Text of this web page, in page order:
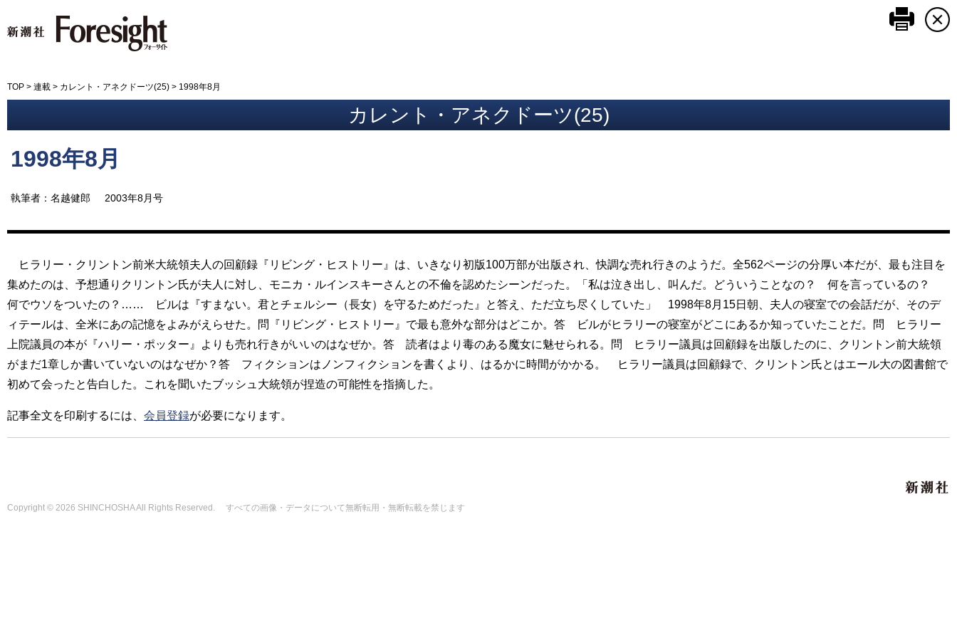
このペ
TOP > 連載 > カレント・アネクドーツ(25) > 1998年8月
カレント・アネクドーツ(25)
1998年8月
執筆者：名越健郎 2003年8月号
ヒラリー・クリントン前米大統領夫人の回顧録『リビング・ヒストリー』は、いきなり初版100万部が出版され、快調な売れ行きのようだ。全562ページの分厚い本だが、最も注目を
集めたのは、予想通りクリントン氏が夫人に対し、モニカ・ルインスキーさんとの不倫を認めたシーンだった。「私は泣き出し、叫んだ。どういうことなの？ 何を言っているの？
何でウソをついたの？…… ビルは『すまない。君とチェルシー（長女）を守るためだった』と答え、ただ立ち尽くしていた」 1998年8月15日朝、夫人の寝室での会話だが、そのデ
ィテールは、全米にあの記憶をよみがえらせた。問『リビング・ヒストリー』で最も意外な部分はどこか。答 ビルがヒラリーの寝室がどこにあるか知っていたことだ。問 ヒラリー
上院議員の本が『ハリー・ポッター』よりも売れ行きがいいのはなぜか。答 読者はより毒のある魔女に魅せられる。問 ヒラリー議員は回顧録を出版したのに、クリントン前大統領
がまだ1章しか書いていないのはなぜか？答 フィクションはノンフィクションを書くより、はるかに時間がかかる。 ヒラリー議員は回顧録で、クリントン氏とはエール大の図書館で
初めて会ったと告白した。これを聞いたブッシュ大統領が捏造の可能性を指摘した。
記事全文を印刷するには、 会員登録が必要になります。
Copyright © 2026 SHINCHOSHA All Rights Reserved. すべての画像・データについて無断転用・無断転載を禁じます